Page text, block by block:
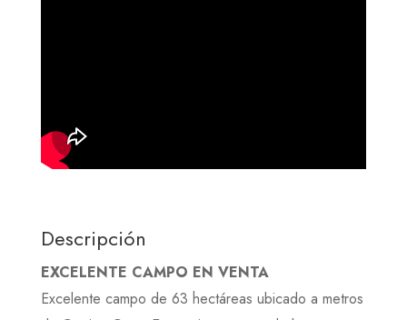
Descripción
EXCELENTE CAMPO EN VENTA
Excelente campo de 63 hectáreas ubicado a metros